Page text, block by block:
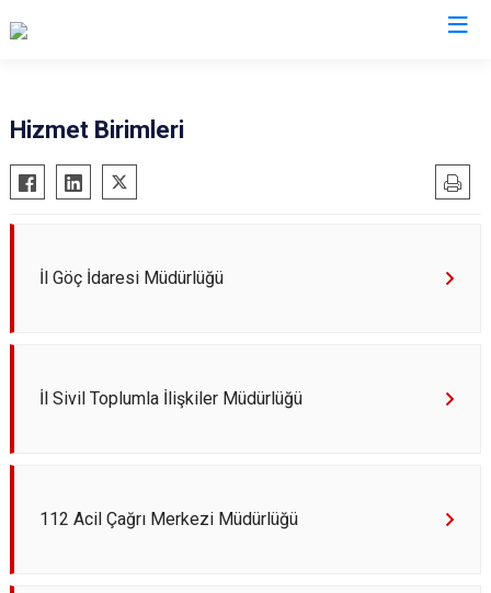
Hizmet Birimleri
İl Göç İdaresi Müdürlüğü
İl Sivil Toplumla İlişkiler Müdürlüğü
112 Acil Çağrı Merkezi Müdürlüğü